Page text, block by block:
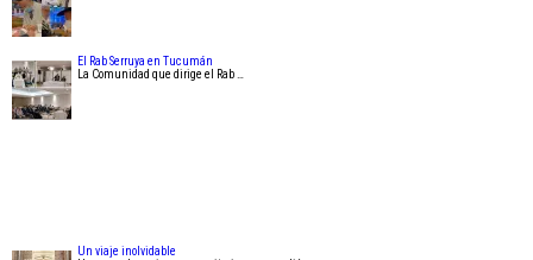
El Rab Serruya en Tucumán
La Comunidad que dirige el Rab …
Un viaje inolvidable